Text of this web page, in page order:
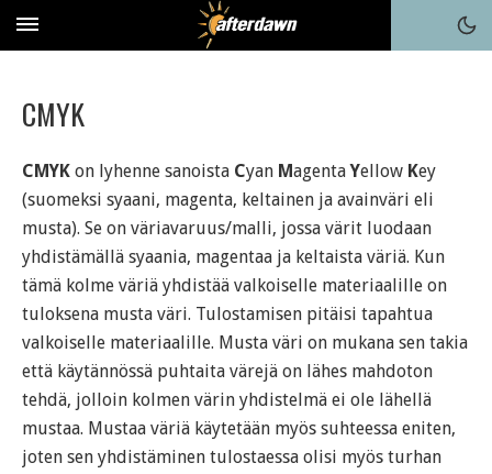
CMYK
CMYK on lyhenne sanoista Cyan MagentaYellow Key
(suomeksi syaani, magenta, keltainen ja avainväri eli
musta). Se on väriavaruus/malli, jossa värit luodaan
yhdistämällä syaania, magentaa ja keltaista väriä. Kun
tämä kolme väriä yhdistää valkoiselle materiaalille on
tuloksena musta väri. Tulostamisen pitäisi tapahtua
valkoiselle materiaalille. Musta väri on mukana sen takia
että käytännössä puhtaita värejä on lähes mahdoton
tehdä, jolloin kolmen värin yhdistelmä ei ole lähellä
mustaa. Mustaa väriä käytetään myös suhteessa eniten,
joten sen yhdistäminen tulostaessa olisi myös turhan